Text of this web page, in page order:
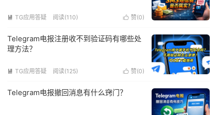
 赞(0)
 TG应用答疑 阅读(110)
Telegram电报注册收不到验证码有哪些处
理方法？
 赞(0)
 TG应用答疑 阅读(125)
Telegram电报撤回消息有什么窍门？